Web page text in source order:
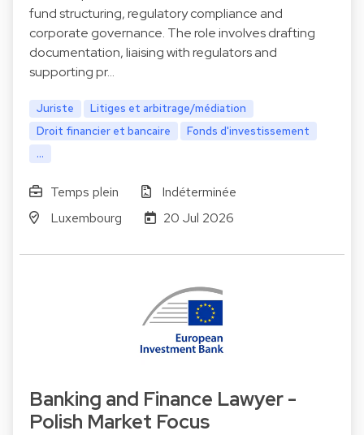
fund structuring, regulatory compliance and
corporate governance. The role involves drafting
documentation, liaising with regulators and
supporting pr…
Juriste
Litiges et arbitrage/médiation
Droit financier et bancaire
Fonds d'investissement
...
Temps plein
Indéterminée
Luxembourg
20 Jul 2026
Banking and Finance Lawyer -
Polish Market Focus